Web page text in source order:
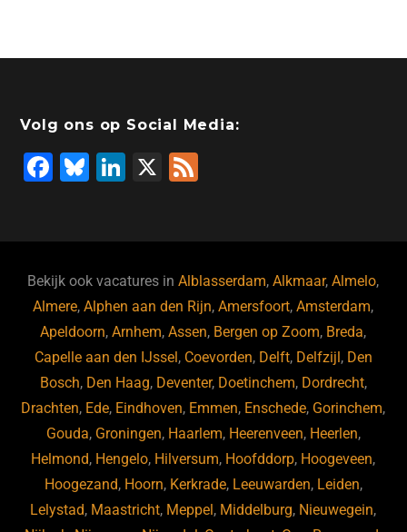
Volg ons op Social Media:
F
b
o
o
k
Bl
ky
Li
dI
n
X
Bekijk ook vacatures inAlblasserdam,Alkmaar,Almelo,
Almere,Alphen aan den Rijn,Amersfoort,Amsterdam,
Apeldoorn,Arnhem,Assen, Bergen op Zoom, Breda,
Capelle aan den IJssel , Coevorden, Delft, Delfzijl , Den
Bosch, Den Haag, Deventer, Doetinchem, Dordrecht,
Drachten, Ede, Eindhoven, Emmen, Enschede, Gorinchem,
Gouda, Groningen, Haarlem, Heerenveen, Heerlen,
Helmond, Hengelo, Hilversum, Hoofddorp, Hoogeveen,
Hoogezand, Hoorn, Kerkrade, Leeuwarden, Leiden,
Lelystad, Maastricht, Meppel , Middelburg, Nieuwegein,